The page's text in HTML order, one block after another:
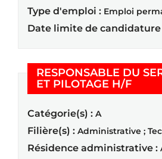
Type d'emploi : Emploi
Date limite de candidature
RESPONSABLE DU
ET PILOTAGE H/F
Catégorie(s) : A
Filière(s) : Administrative ;
Résidence administrative :